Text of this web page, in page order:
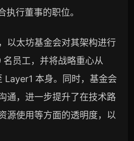
执行董事的职位。
以太坊基金会对其架构进行
名员工，并将战略重心从
Layer1 本身。同时，基金会
通，进一步提升了在技术路
源使用等方面的透明度，以